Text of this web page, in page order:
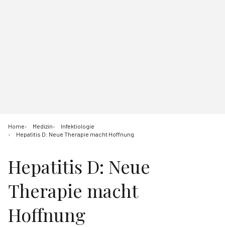
Home Medizin
Infektiologie
Hepatitis D: Neue Therapie macht Hoffnung
Hepatitis D: Neue
Therapie macht
Hoffnung